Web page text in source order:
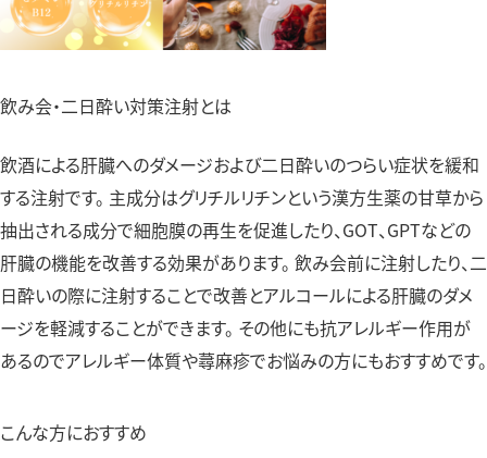
飲み会・二日酔い対策注射とは
飲酒による肝臓へのダメージおよび二日酔いのつらい症状を緩和
する注射です。 主成分はグリチルリチンという漢方生薬の甘草から
抽出される成分で細胞膜の再生を促進したり、GOT、GPTなどの
肝臓の機能を改善する効果があります。 飲み会前に注射したり、二
日酔いの際に注射することで改善とアルコールによる肝臓のダメ
ージを軽減することができます。 その他にも抗アレルギー作用が
あるのでアレルギー体質や蕁麻疹でお悩みの方にもおすすめです。
こんな方におすすめ